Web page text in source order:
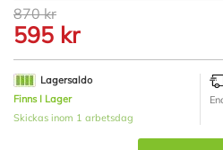
Hoppa
till
början
av
bildgalleriet
870 kr
595 kr
Lagersaldo
Finns I Lager
Skickas inom 1 arbetsdag